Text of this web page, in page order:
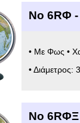
Νο 6RΦ -
• Με Φως •
•
Νο 6RΦΞ